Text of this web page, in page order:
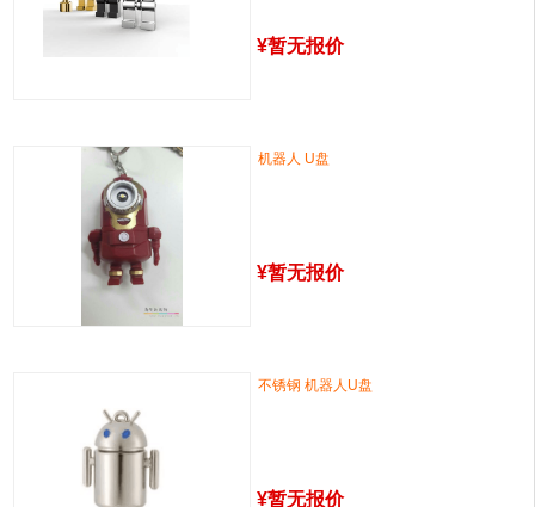
¥暂无报价
机器人 U盘
¥暂无报价
不锈钢 机器人U盘
¥暂无报价